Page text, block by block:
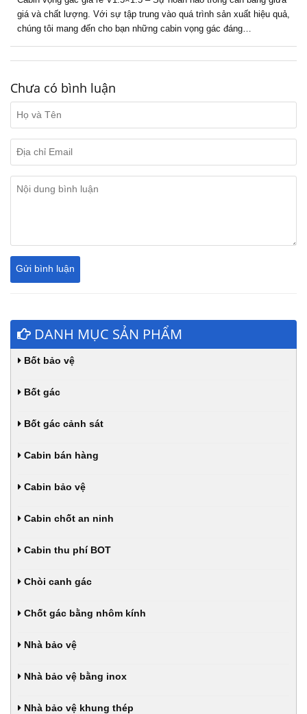
giá và chất lượng. Với sự tập trung vào quá trình sản xuất hiệu quả,
chúng tôi mang đến cho bạn những cabin vọng gác đáng…
Chưa có bình luận
DANH MỤC SẢN PHẨM
Bốt bảo vệ
Bốt gác
Bốt gác cảnh sát
Cabin bán hàng
Cabin bảo vệ
Cabin chốt an ninh
Cabin thu phí BOT
Chòi canh gác
Chốt gác bằng nhôm kính
Nhà bảo vệ
Nhà bảo vệ bằng inox
Nhà bảo vệ khung thép